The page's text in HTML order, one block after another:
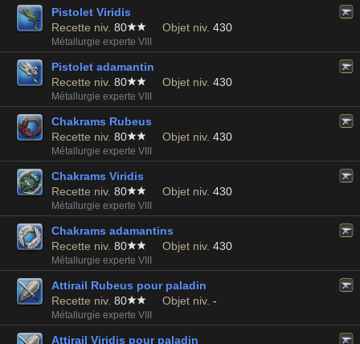
Pistolet Viridis
Recette niv. 80 Objet niv. 430
Métallurgie experte VIII
Pistolet adamantin
Recette niv. 80 Objet niv. 430
Métallurgie experte VIII
Chakrams Rubeus
Recette niv. 80 Objet niv. 430
Métallurgie experte VIII
Chakrams Viridis
Recette niv. 80 Objet niv. 430
Métallurgie experte VIII
Chakrams adamantins
Recette niv. 80 Objet niv. 430
Métallurgie experte VIII
Attirail Rubeus pour paladin
Recette niv. 80 Objet niv. -
Métallurgie experte VIII
Attirail Viridis pour paladin